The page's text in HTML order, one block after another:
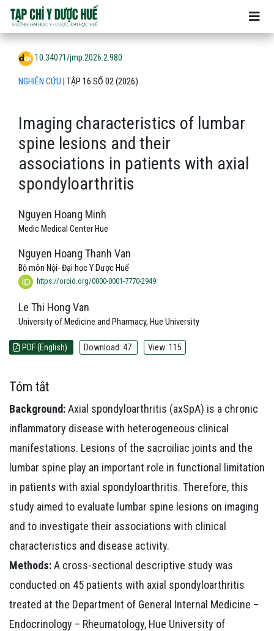
Imaging characteristics of lumbar spine lesions and their
NGHIÊN CỨU TẬP 16 SỐ 02 (2026)
Imaging characteristics of lumbar
spine lesions and their
associations in patients with axial
spondyloarthritis
10.34071/jmp.2026.2.980
Nguyen Hoang Minh
Medic Medical Center Hue
Nguyen Hoang Thanh Van
Bộ môn Nội- Đại học Y Dược Huế
https://orcid.org/0000-0001-7770-2949
Le Thi Hong Van
University of Medicine and Pharmacy, Hue University
PDF (English) Download: 47 View: 115
Tóm tắt
Background:Axial spondyloarthritis (axSpA) is a chronic
inflammatory disease with heterogeneous clinical
manifestations. Lesions of the sacroiliac joints and the
lumbar spine play an important role in functional limitation
in patients with axial spondyloarthritis. Therefore, this
study aimed to evaluate lumbar spine lesions on imaging
and to investigate their associations with clinical
characteristics and disease activity.
Methods:A cross-sectional descriptive study was
conducted on 45 patients with axial spondyloarthritis
treated at the Department of General Internal Medicine –
Endocrinology – Rheumatology, Hue University of